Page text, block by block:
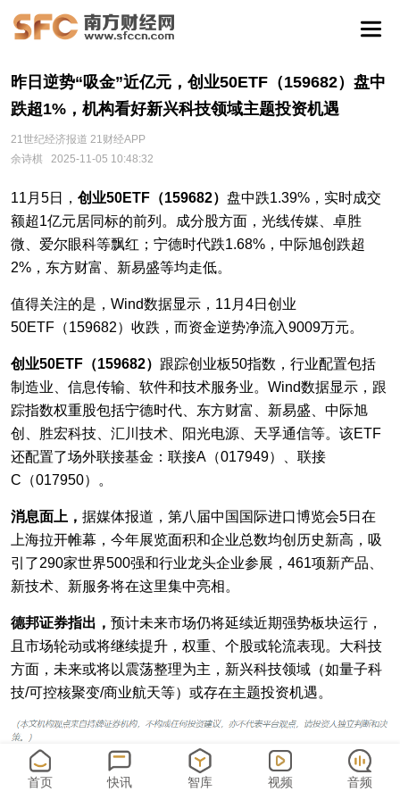
昨日逆势“吸金”近亿元，创业50ETF（159682）盘中
跌超1%，机构看好新兴科技领域主题投资机遇
21世纪经济报道 21财经APP
余诗棋
2025-11-05 10:48:32
11月5日， 创业50ETF（159682） 盘中跌1.39%，实时成交
额超1亿元居同标的前列。成分股方面，光线传媒、卓胜
微、爱尔眼科等飘红；宁德时代跌1.68%，中际旭创跌超
2%，东方财富、新易盛等均走低。
值得关注的是，Wind数据显示，11月4日创业
50ETF（159682）收跌，而资金逆势净流入9009万元。
创业50ETF（159682） 跟踪创业板50指数，行业配置包括
制造业、信息传输、软件和技术服务业。Wind数据显示，跟
踪指数权重股包括宁德时代、东方财富、新易盛、中际旭
创、胜宏科技、汇川技术、阳光电源、天孚通信等。该ETF
还配置了场外联接基金：联接A（017949）、联接
C（017950）。
消息面上， 据媒体报道，第八届中国国际进口博览会5日在
上海拉开帷幕，今年展览面积和企业总数均创历史新高，吸
引了290家世界500强和行业龙头企业参展，461项新产品、
新技术、新服务将在这里集中亮相。
德邦证券指出， 预计未来市场仍将延续近期强势板块运行，
且市场轮动或将继续提升，权重、个股或轮流表现。大科技
方面，未来或将以震荡整理为主，新兴科技领域（如量子科
技/可控核聚变/商业航天等）或存在主题投资机遇。
首页 快讯 智库 视频 音频